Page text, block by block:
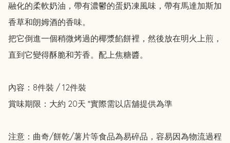
融化的柔軟奶油，帶有濃鬱的蛋奶凍風味，帶有馬達加斯加
香草和朗姆酒的香味。
把它倒進一個稍微烤過的椰漿餡餅裡，然後放在明火上煎，
直到它變得酥脆和芳香。配上焦糖醬。
內容：8件裝 / 12件裝
賞味期限：大約 20天 *實際需以店舖提供為準
注意：曲奇/餅乾/薯片等食品為易碎品，容易因為物流過程